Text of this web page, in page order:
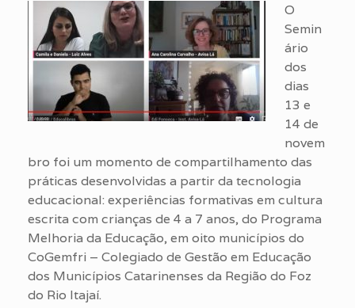
O
Semin
ário
dos
dias
13 e
14 de
novem
bro foi um momento de compartilhamento das
práticas desenvolvidas a partir da tecnologia
educacional: experiências formativas em cultura
escrita com crianças de 4 a 7 anos, do Programa
Melhoria da Educação, em oito municípios do
CoGemfri – Colegiado de Gestão em Educação
dos Municípios Catarinenses da Região do Foz
do Rio Itajaí.